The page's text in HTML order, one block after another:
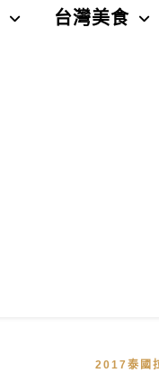
台灣美食
2017泰國